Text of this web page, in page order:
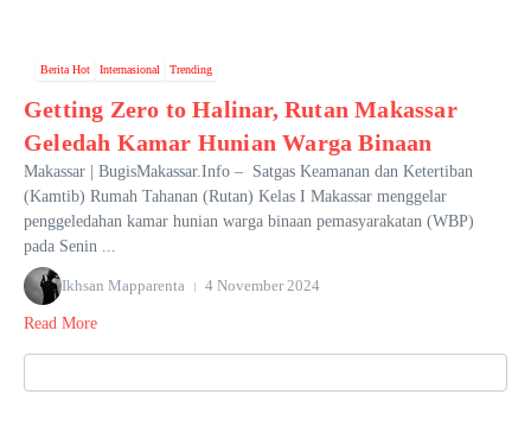
Berita Hot Internasional Trending
Getting Zero to Halinar, Rutan Makassar
Geledah Kamar Hunian Warga Binaan
Makassar | BugisMakassar.Info – Satgas Keamanan dan Ketertiban
(Kamtib) Rumah Tahanan (Rutan) Kelas I Makassar menggelar
penggeledahan kamar hunian warga binaan pemasyarakatan (WBP)
pada Senin ...
Ikhsan Mapparenta 4 November 2024
Read More